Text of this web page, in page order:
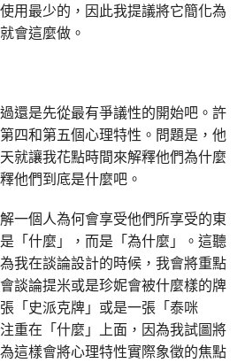
用最少的，因此我提議將它簡化為
會這麼做。
還是先從最有爭議性的開始吧。許
四和第五個心理特性。問題是，他
就讓我花點時間來解釋他們為什麼
他們到底是什麼吧。
一個人為何會享受他們所享受的東
「什麼」，而是「為什麼」。這聽
我在談論設計的時候，我會將重點
談論提米或是珍妮會被什麼樣的牌
「史派克牌」或是一張「泰咪
重在「什麼」上面，因為我試圖將
這樣會將心理特性實際象徵的焦點